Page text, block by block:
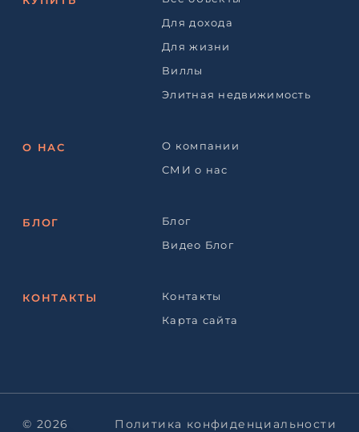
Для дохода
Для жизни
Виллы
Элитная недвижимость
О НАС
О компании
СМИ о нас
БЛОГ
Блог
Видео Блог
КОНТАКТЫ
Контакты
Карта сайта
© 2026 Политика конфиденциальности